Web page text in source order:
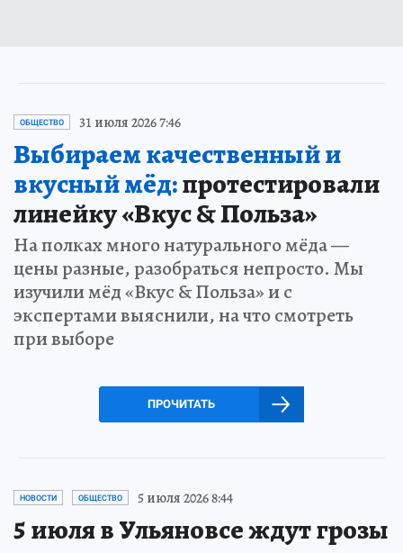
ОБЩЕСТВО 31 июля 2026 7:46
Выбираем качественный и
вкусный мёд:протестировали
линейку «Вкус & Польза»
На полках много натурального мёда —
цены разные, разобраться непросто. Мы
изучили мёд «Вкус & Польза» и с
экспертами выяснили, на что смотреть
при выборе
ПРОЧИТАТЬ
НОВОСТИ ОБЩЕСТВО 5 июля 2026 8:44
5 июля в Ульяновсе ждут грозы